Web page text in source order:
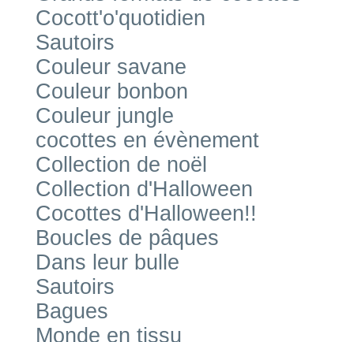
Cocott'o'quotidien
Sautoirs
Couleur savane
Couleur bonbon
Couleur jungle
cocottes en évènement
Collection de noël
Collection d'Halloween
Cocottes d'Halloween!!
Boucles de pâques
Dans leur bulle
Sautoirs
Bagues
Monde en tissu